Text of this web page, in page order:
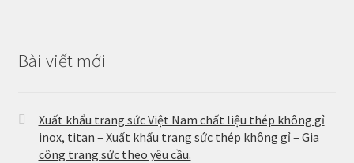
Bài viết mới
Xuất khẩu trang sức Việt Nam chất liệu thép không gỉ
inox, titan – Xuất khẩu trang sức thép không gỉ – Gia
công trang sức theo yêu cầu.